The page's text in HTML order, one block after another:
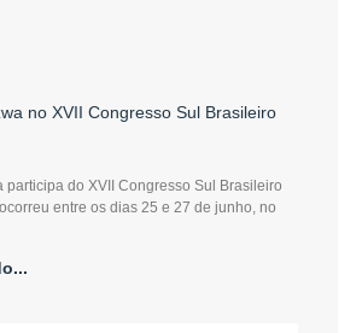
no XVII Congresso Sul Brasileiro
participa do XVII Congresso Sul Brasileiro
entre os dias 25 e 27 de junho, no